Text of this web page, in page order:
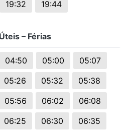
19:32 19:44
– Férias
04:50 05:00
05:07
05:26 05:32
05:38
05:56 06:02
06:08
06:25 06:30
06:35